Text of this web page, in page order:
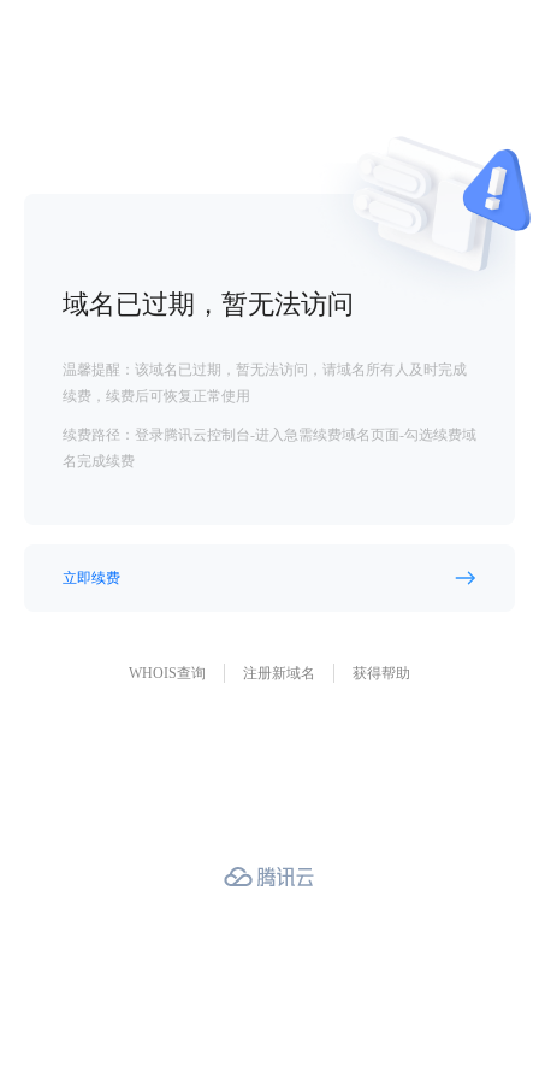
域名已过期，暂无法访问
温馨提醒：该域名已过期，暂无法访问，请域名所有人及时完成
续费，续费后可恢复正常使用
续费路径：登录腾讯云控制台-进入急需续费域名页面-勾选续费域
名完成续费
立即续费
WHOIS查询 注册新域名 获得帮助